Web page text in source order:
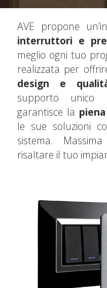
AVE propone
interruttori e
meglio ogni tuo
realizzata per
design e
supporto unico
garantisce la
le sue soluzioni
sistema. Massima
risaltare il tuo